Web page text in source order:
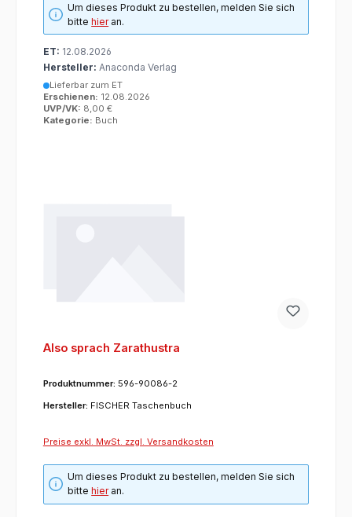
Um dieses Produkt zu bestellen, melden Sie sich
bittehieran.
ET: 12.08.2026
Hersteller: Anaconda Verlag
Lieferbar zum ET
Erschienen: 12.08.2026
UVP/VK: 8,00 €
Kategorie: Buch
Also sprach Zarathustra
Produktnummer: 596-90086-2
Hersteller: FISCHER Taschenbuch
Preise exkl. MwSt. zzgl. Versandkosten
Um dieses Produkt zu bestellen, melden Sie sich
bittehieran.